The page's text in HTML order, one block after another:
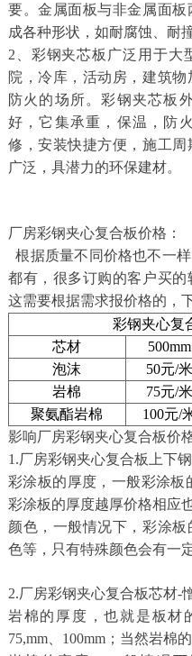
要。金属面板与非金属面
成各种形状，如耐腐蚀、耐
2、彩钢夹芯板广泛用于大
院，冷库，活动房，建筑
防火的场所。彩钢夹芯板
好，它集承重，保温，防
修，安装快捷方便，施工
广泛，具潜力的环保建材。
厂房彩钢夹心复合板价格：
根据质量不同价格也不一
都有，很多订购的客户买的
这需要根据需求报价格的，
彩钢夹心复
芯材
500mm
泡沫
50元/米
岩棉
75元/米
聚氨酯岩棉
100元/
影响厂房彩钢夹心复合板价
1.厂房彩钢夹心复合板上下钢
彩涂板的厚度，一般彩涂板
彩涂板的厚度越厚价格相应
颜色，一般情况下，彩涂
色等，只有特殊颜色会有一
2.厂房彩钢夹心复合板芯材-
岩棉的厚度，也就是板材
75,mm、100mm；当然岩棉